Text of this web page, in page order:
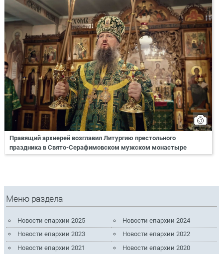
Правящий архиерей возглавил Литургию престольного
праздника в Свято-Серафимовском мужском монастыре
Меню раздела
Новости епархии 2025
Новости епархии 2024
Новости епархии 2023
Новости епархии 2022
Новости епархии 2021
Новости епархии 2020